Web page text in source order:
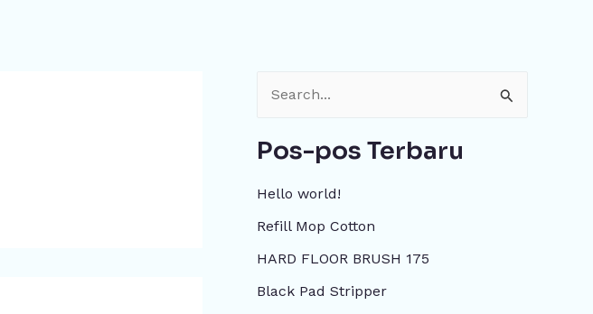
r
i
u
Pos-pos Terbaru
Hello world!
Refill Mop Cotton
HARD FLOOR BRUSH 175
Black Pad Stripper